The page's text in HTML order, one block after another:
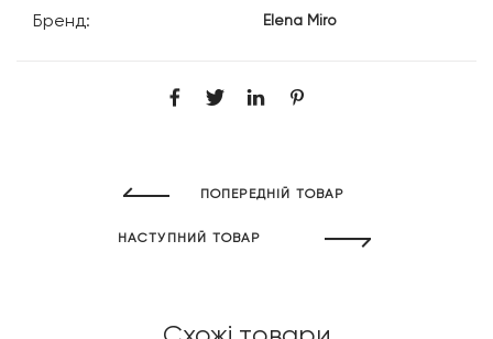
Бренд:
Elena Miro
ПОПЕРЕДНІЙ ТОВАР
НАСТУПНИЙ ТОВАР